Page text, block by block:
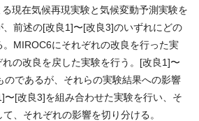
現在気候再現実験と気候変動予測実験を
前述の[改良1]〜[改良3]のいずれにどの
MIROC6にそれぞれの改良を行った実
の改良を戻した実験を行う。[改良1]〜
のであるが、それらの実験結果への影響
〜[改良3]を組み合わせた実験を行い、そ
、それぞれの影響を切り分ける。